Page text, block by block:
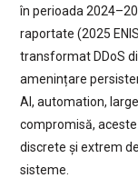
în perioada
raportate (2025
transformat DDoS
amenințare
AI, automation,
compromisă,
discrete și extrem
sisteme.